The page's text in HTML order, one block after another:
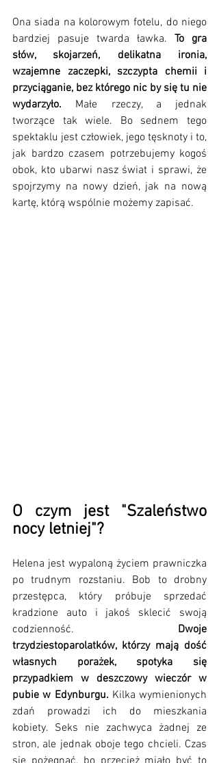
Ona siada na kolorowym fotelu, do niego
bardziej pasuje twarda ławka. To gra
słów, skojarzeń, delikatna ironia,
wzajemne zaczepki, szczypta chemii i
przyciąganie, bez którego nic by się tu nie
wydarzyło. Małe rzeczy, a jednak
tworzące tak wiele. Bo sednem tego
spektaklu jest człowiek, jego tęsknoty i to,
jak bardzo czasem potrzebujemy kogoś
obok, kto ubarwi nasz świat i sprawi, że
spojrzymy na nowy dzień, jak na nową
kartę, którą wspólnie możemy zapisać.
O czym jest "Szaleństwo
nocy letniej"?
Helena jest wypaloną życiem prawniczka
po trudnym rozstaniu. Bob to drobny
przestępca, który próbuje sprzedać
kradzione auto i jakoś sklecić swoją
codzienność. Dwoje
trzydziestoparolatków, którzy mają dość
własnych porażek, spotyka się
przypadkiem w deszczowy wieczór w
pubie w Edynburgu. Kilka wymienionych
zdań prowadzi ich do mieszkania
kobiety. Seks nie zachwyca żadnej ze
stron, ale jednak oboje tego chcieli. Czas